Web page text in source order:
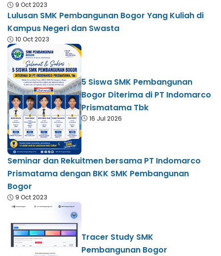
9 Oct 2023
Lulusan SMK Pembangunan Bogor Yang Kuliah di
Kampus Negeri dan Swasta
10 Oct 2023
5 Siswa SMK Pembangunan
Bogor Diterima di PT Indomarco
Prismatama Tbk
16 Jul 2026
Seminar dan Rekuitmen bersama PT Indomarco
Prismatama dengan BKK SMK Pembangunan
Bogor
9 Oct 2023
Tracer Study SMK
Pembangunan Bogor